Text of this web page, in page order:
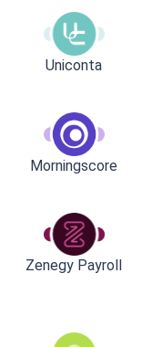
Uniconta
Morningscore
Zenegy Payroll